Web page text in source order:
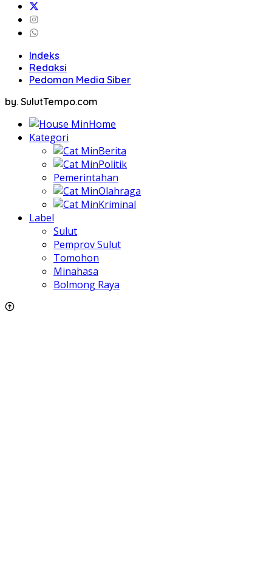
Indeks
Redaksi
Pedoman Media Siber
by. SulutTempo.com
Home
Kategori
Berita
Politik
Pemerintahan
Olahraga
Kriminal
Label
Sulut
Pemprov Sulut
Tomohon
Minahasa
Bolmong Raya